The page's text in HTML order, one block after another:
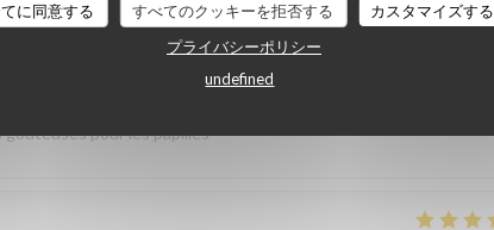
に同意する すべてのクッキーを拒否する
カスタマイズする
プライバシーポリシー
undefined
サービス:4/5 雰囲気:4/5
pour les papilles